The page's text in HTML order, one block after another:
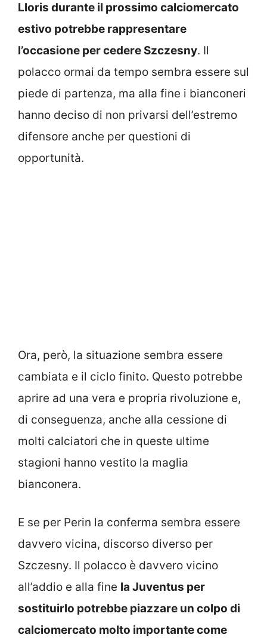
Lloris durante il prossimo calciomercato
estivo potrebbe rappresentare
l’occasione per cedere Szczesny. Il
polacco ormai da tempo sembra essere sul
piede di partenza, ma alla fine i bianconeri
hanno deciso di non privarsi dell’estremo
difensore anche per questioni di
opportunità.
Ora, però, la situazione sembra essere
cambiata e il ciclo finito. Questo potrebbe
aprire ad una vera e propria rivoluzione e,
di conseguenza, anche alla cessione di
molti calciatori che in queste ultime
stagioni hanno vestito la maglia
bianconera.
E se per Perin la conferma sembra essere
davvero vicina, discorso diverso per
Szczesny. Il polacco è davvero vicino
all’addio e alla fine la Juventus per
sostituirlo potrebbe piazzare un colpo di
calciomercato molto importante come